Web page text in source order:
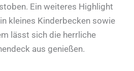
Ein weiteres Highlight
kleines Kinderbecken sowie
lässt sich die herrliche
aus genießen.